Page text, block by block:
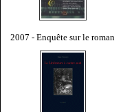
2007 - Enquête sur le roman